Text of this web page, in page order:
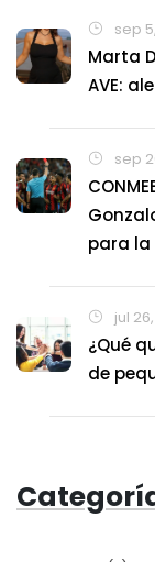
sep
Marta
AVE:
sep
para
jul
¿Qué
de